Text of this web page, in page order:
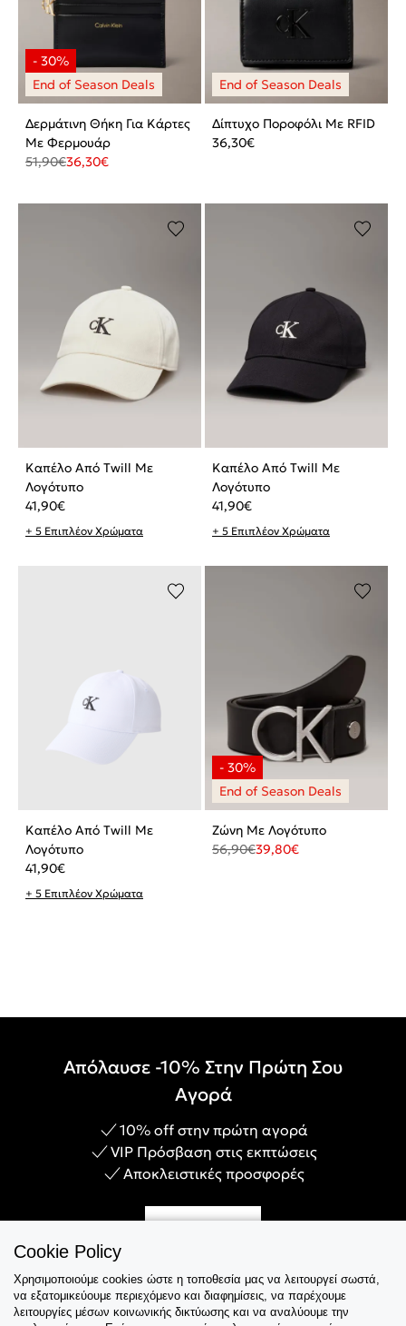
Δερμάτινη Θήκη Για Κάρτες
Με Φερμουάρ
51,90€36,30€
Δίπτυχο Ποροφόλι Με RFID
36,30€
Καπέλο Από Twill Με
Λογότυπο
41,90€
+ 5 Επιπλέον Χρώματα
Καπέλο Από Twill Με
Λογότυπο
41,90€
+ 5 Επιπλέον Χρώματα
Καπέλο Από Twill Με
Λογότυπο
41,90€
+ 5 Επιπλέον Χρώματα
Ζώνη Με Λογότυπο
56,90€39,80€
Απόλαυσε -10% Στην Πρώτη Σου
Αγορά
10% off στην πρώτη αγορά
VIP Πρόσβαση στις εκπτώσεις
Αποκλειστικές προσφορές
Cookie Policy
Χρησιμοποιούμε cookies ώστε η τοποθεσία μας να λειτουργεί σωστά,
να εξατομικεύουμε περιεχόμενο και διαφημίσεις, να παρέχουμε
λειτουργίες μέσων κοινωνικής δικτύωσης και να αναλύουμε την